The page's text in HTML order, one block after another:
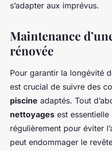
s’adapter aux imprévus.
Maintenance
rénovée
Pour garantir la longévité
est crucial de suivre des
piscine adaptés. Tout
nettoyages est
régulièrement pour éviter
peut endommager le